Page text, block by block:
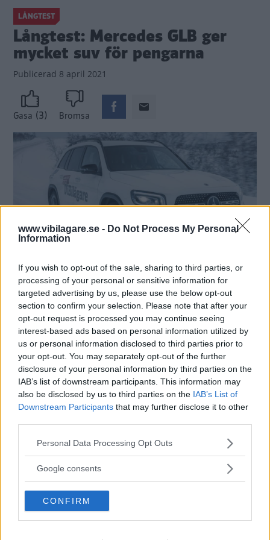
www.vibilagare.se - Do Not Process My Personal
Information
If you wish to opt-out of the sale, sharing to third parties, or
processing of your personal or sensitive information for
targeted advertising by us, please use the below opt-out
section to confirm your selection. Please note that after your
opt-out request is processed you may continue seeing
interest-based ads based on personal information utilized by
us or personal information disclosed to third parties prior to
your opt-out. You may separately opt-out of the further
disclosure of your personal information by third parties on the
IAB’s list of downstream participants. This information may
also be disclosed by us to third parties on the IAB’s List of
Downstream Participants that may further disclose it to other
Please note that this website/app uses one or more Google
not limited to your visit or usage behaviour. You may click to
use your data for below specified purposes in below Google
consent section.
Personal Data Processing Opt Outs
Google consents
CONFIRM
LÅNGTEST
Långtest: Mercedes GLB ger
mycket suv för pengarna
Publicerad 8 april 2021
Gasa (3) Bromsa
Fyrhjulsdriften slutade fungera – men det är nu löst
på verkstad. Första långtestrapporten av vår
Mercedes GLB slutar med en hel del beröm.
Text
Nils Svärd
Fotograf
Simon Hamelius & Nils Svärd
Det här är en låst artikel.
att fortsätta läsa.